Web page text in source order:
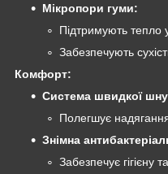
Мікропори гуми:
Підтримують тепло
Забезпечують
Комфорт:
Система швидкої
Полегшує
Знімна
Забезпечує гігієну